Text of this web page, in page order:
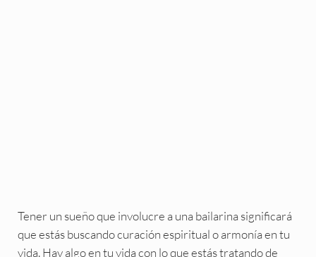
Tener un sueño que involucre a una bailarina significará
que estás buscando curación espiritual o armonía en tu
vida. Hay algo en tu vida con lo que estás tratando de